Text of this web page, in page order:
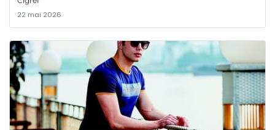
22 mai 2026